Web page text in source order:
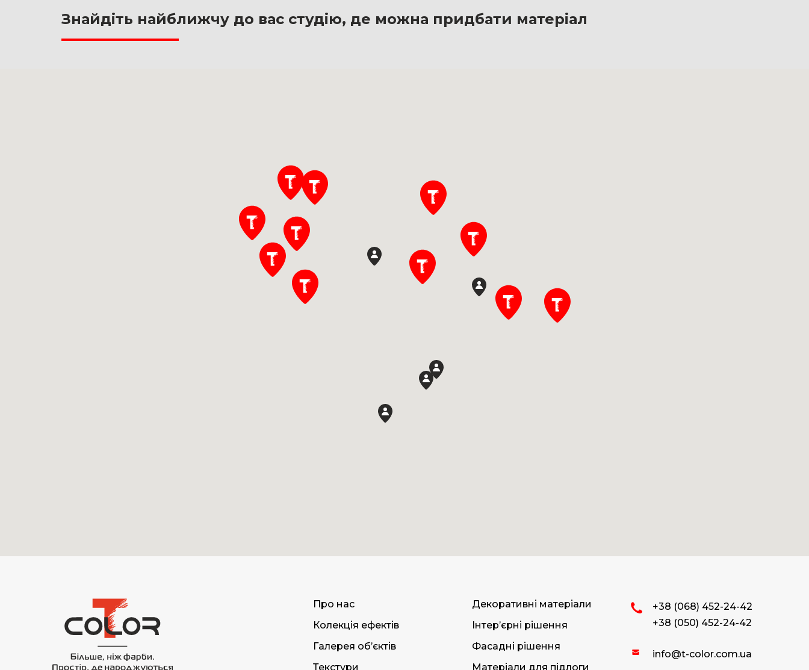
Знайдіть найближчу до вас студію, де можна придбати матеріал
Про нас
Колекція ефектів
Галерея об’єктів
Текстури
Декоративні матеріали
Інтер’єрні рішення
Фасадні рішення
Матеріали для підлоги
+38 (068) 452-24-42
+38 (050) 452-24-42
info@t-color.com.ua